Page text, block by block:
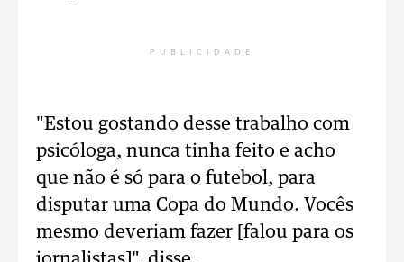
PUBLICIDADE
"Estou gostando desse trabalho com
psicóloga, nunca tinha feito e acho
que não é só para o futebol, para
disputar uma Copa do Mundo. Vocês
mesmo deveriam fazer [falou para os